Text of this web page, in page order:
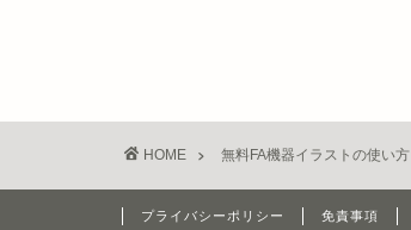
HOME 無料FA機器イラストの使い方
プライバシーポリシー 免責事項